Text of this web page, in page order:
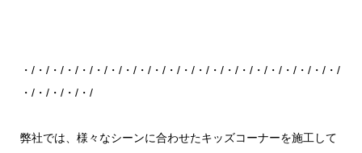
・/・/・/・/・/・/・/・/・/・/・/・/・/・/・/・/・/・/・/・/・/・/
・/・/・/・/・/
弊社では、様々なシーンに合わせたキッズコーナーを施工して